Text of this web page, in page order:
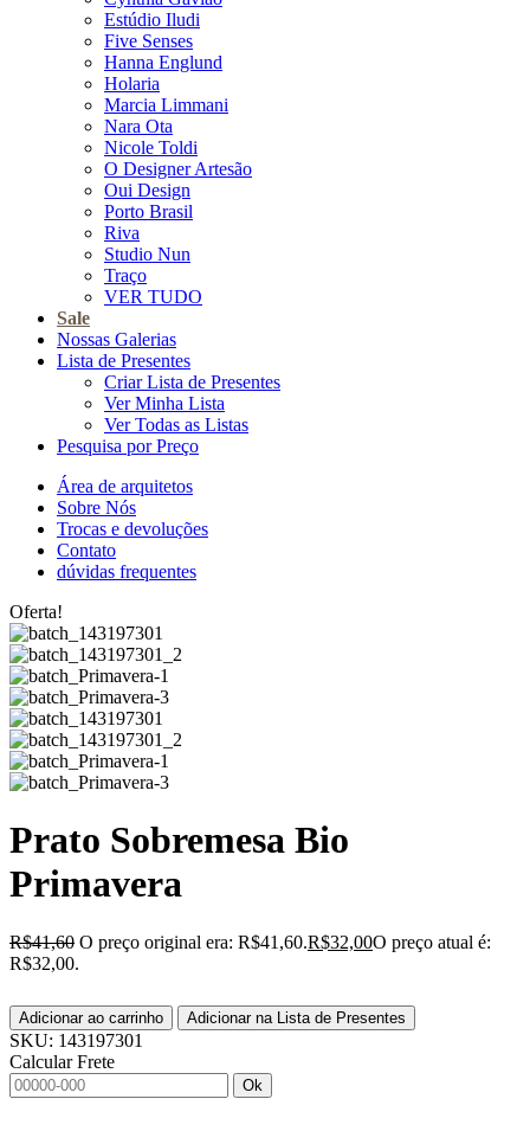
Estúdio Iludi
Five Senses
Hanna Englund
Holaria
Marcia Limmani
Nara Ota
Nicole Toldi
O Designer Artesão
Oui Design
Porto Brasil
Riva
Studio Nun
Traço
VER TUDO
Sale
Nossas Galerias
Lista de Presentes
Criar Lista de Presentes
Ver Minha Lista
Ver Todas as Listas
Pesquisa por Preço
Área de arquitetos
Sobre Nós
Trocas e devoluções
Contato
dúvidas frequentes
Oferta!
Prato Sobremesa Bio
Primavera
R$41,60 O preço original era: R$41,60.R$32,00O preço atual é:
R$32,00.
Adicionar ao carrinho Adicionar na Lista de Presentes
SKU: 143197301
Calcular Frete
Ok